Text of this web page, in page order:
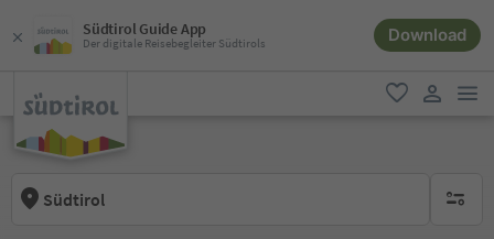
Südtirol Guide App
Der digitale Reisebegleiter Südtirols Download
favorit
Südtirol keine